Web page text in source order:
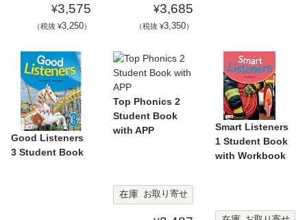
¥3,575
（税抜 ¥3,250）
¥3,685
（税抜 ¥3,350）
Good Listeners
3 Student Book
Top Phonics 2
Student Book
with APP
在庫 お取り寄せ
Smart Listeners
1 Student Book
with Workbook